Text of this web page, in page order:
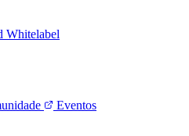
Whitelabel
Eventos